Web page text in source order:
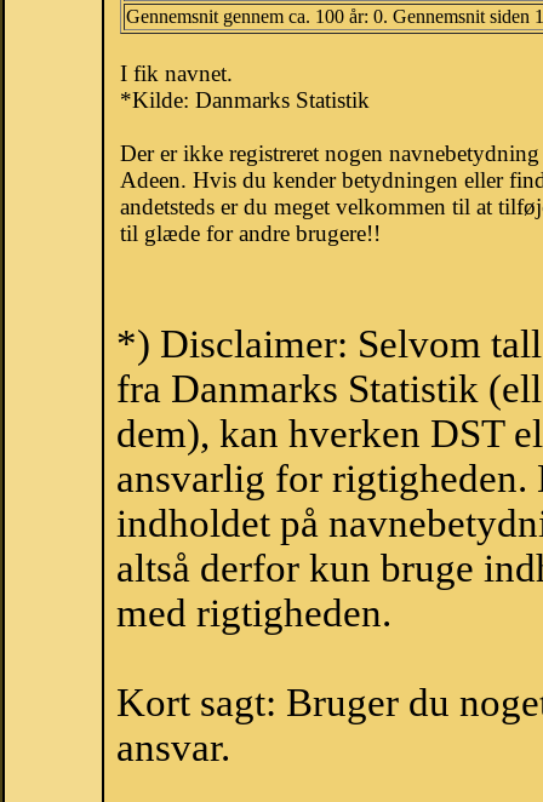
Gennemsnit gennem ca. 100 år: 0. Gennemsnit siden
I fik navnet.
*Kilde: Danmarks Statistik
Der er ikke registreret nogen
Adeen. Hvis du kender betydningen eller
andetsteds er du meget velkommen til at
til glæde for andre brugere!!
*) Disclaimer: Selvom
fra Danmarks Statistik
dem), kan hverken DST
ansvarlig for
indholdet på
altså derfor kun bruge
med rigtigheden.
Kort sagt: Bruger du
ansvar.